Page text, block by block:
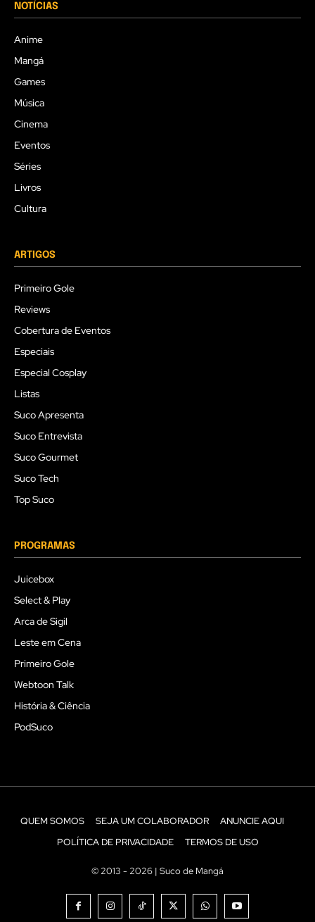
NOTÍCIAS
Anime
Mangá
Games
Música
Cinema
Eventos
Séries
Livros
Cultura
ARTIGOS
Primeiro Gole
Reviews
Cobertura de Eventos
Especiais
Especial Cosplay
Listas
Suco Apresenta
Suco Entrevista
Suco Gourmet
Suco Tech
Top Suco
PROGRAMAS
Juicebox
Select & Play
Arca de Sigil
Leste em Cena
Primeiro Gole
Webtoon Talk
História & Ciência
PodSuco
QUEM SOMOS SEJA UM COLABORADOR
ANUNCIE AQUI
POLÍTICA DE PRIVACIDADE
TERMOS DE USO
© 2013 - 2026 | Suco de Mangá